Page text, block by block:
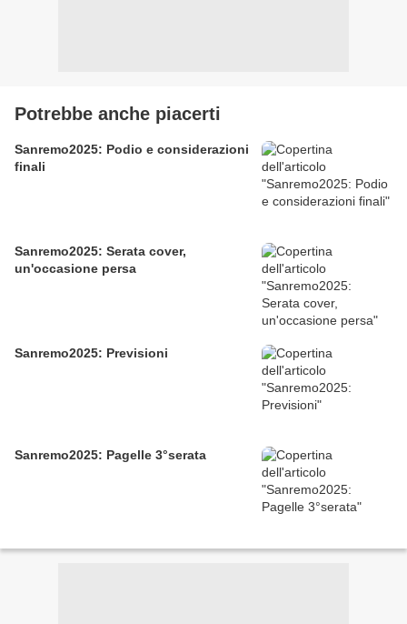
Potrebbe anche piacerti
Sanremo2025: Podio e considerazioni
finali
Sanremo2025: Serata cover,
un'occasione persa
Sanremo2025: Previsioni
Sanremo2025: Pagelle 3°serata